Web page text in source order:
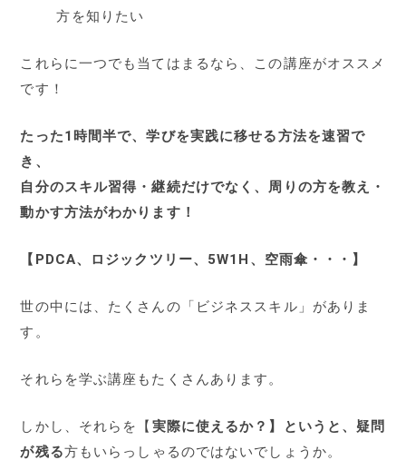
方を知りたい
これらに一つでも当てはまるなら、この講座がオススメ
です！
たった1時間半で、学びを実践に移せる方法を速習で
き、
自分のスキル習得・継続だけでなく、周りの方を教え・
動かす方法がわかります！
【PDCA、ロジックツリー、5W1H、空雨傘・・・】
世の中には、たくさんの「ビジネススキル」がありま
す。
それらを学ぶ講座もたくさんあります。
しかし、それらを【 実際に使えるか？】というと、疑問
が残る方もいらっしゃるのではないでしょうか。